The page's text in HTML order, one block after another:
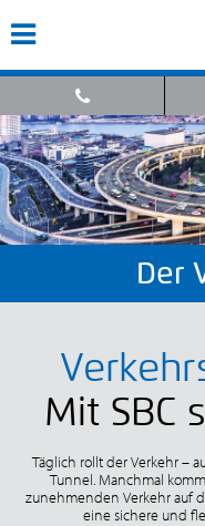
Der
Mit SBC
Täglich rollt der Verkehr –
Tunnel. Manchmal
zunehmenden Verkehr auf
eine sichere und